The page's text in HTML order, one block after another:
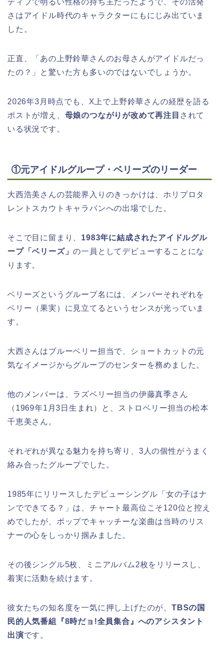
ティブで明るい性格の持ち主だったようで、その活発
さはアイドル時代のキャラクターにもにじみ出ていま
した。
正直、「あの上野鈴華さんのお母さんがアイドルだっ
たの？」と驚いた方も多いのではないでしょうか。
2026年3月時点でも、X上で上野鈴華さんの経歴を語る
ポストが増え、 母娘のつながりが改めて再注目 されて
いる状況です。
①元アイドルグループ・ベリーズのリーダー
大西浩美さんの芸能界入りのきっかけは、ホリプロタ
レントスカウトキャラバンへの出場でした。
そこで目に留まり、 1983年に結成されたアイドルグル
ープ「ベリーズ」の一員としてデビューすることにな
ります。
ベリーズというグループ名には、メンバーそれぞれを
ベリー（果実）に見立てるというセンスが光っていま
す。
大西さんはブルーベリー担当で、ショートカットの元
気なイメージからグループのセンターを務めました。
他のメンバーは、ラズベリー担当の伊藤真季さん
（1969年1月3日生まれ）と、ストロベリー担当の松本
千恵美さん。
それぞれが異なる魅力を持ち寄り、3人の個性がうまく
絡み合ったグループでした。
1985年にリリースしたデビューシングル「女の子はナ
ンでできてる？」は、チャート最高位こそ120位と控え
めでしたが、ポップでキャッチーな楽曲は当時のリス
ナーの心をしっかり掴みました。
その後シングル5枚、ミニアルバム2枚をリリースし、
着実に活動を続けます。
彼女たちの知名度を一気に押し上げたのが、 TBSの国
民的人気番組『8時だョ!全員集合』へのアシスタント
出演です。